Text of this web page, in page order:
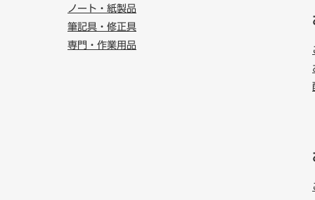
ノート・紙製品
筆記具・修正具
専門・作業用品